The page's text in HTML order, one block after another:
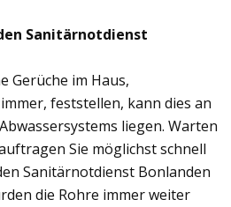
Sanitärnotdienst
Gerüche im Haus,
feststellen, kann dies an
liegen. Warten
Sie möglichst schnell
Sanitärnotdienst Bonlanden
die Rohre immer weiter